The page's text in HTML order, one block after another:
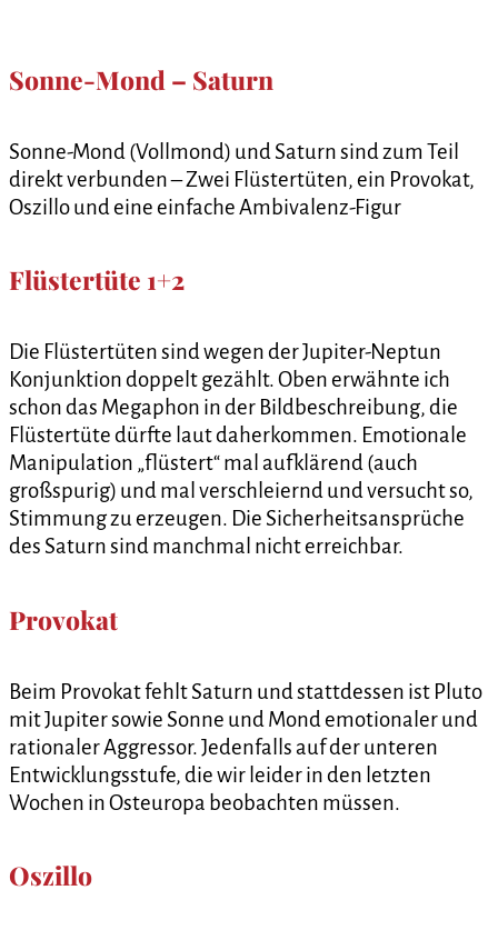
Sonne-Mond – Saturn
Sonne-Mond (Vollmond) und Saturn sind zum Teil
direkt verbunden – Zwei Flüstertüten, ein Provokat,
Oszillo und eine einfache Ambivalenz-Figur
Flüstertüte 1+2
Die Flüstertüten sind wegen der Jupiter-Neptun
Konjunktion doppelt gezählt. Oben erwähnte ich
schon das Megaphon in der Bildbeschreibung, die
Flüstertüte dürfte laut daherkommen. Emotionale
Manipulation „flüstert“ mal aufklärend (auch
großspurig) und mal verschleiernd und versucht so,
Stimmung zu erzeugen. Die Sicherheitsansprüche
des Saturn sind manchmal nicht erreichbar.
Provokat
Beim Provokat fehlt Saturn und stattdessen ist Pluto
mit Jupiter sowie Sonne und Mond emotionaler und
rationaler Aggressor. Jedenfalls auf der unteren
Entwicklungsstufe, die wir leider in den letzten
Wochen in Osteuropa beobachten müssen.
Oszillo